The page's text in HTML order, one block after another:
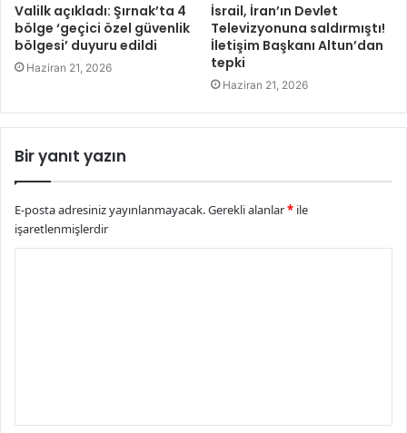
Valilk açıkladı: Şırnak’ta 4
bölge ‘geçici özel güvenlik
bölgesi’ duyuru edildi
Haziran 21, 2026
İsrail, İran’ın Devlet
Televizyonuna saldırmıştı!
İletişim Başkanı Altun’dan
tepki
Haziran 21, 2026
Bir yanıt yazın
E-posta adresiniz yayınlanmayacak.Gerekli alanlar* ile
işaretlenmişlerdir